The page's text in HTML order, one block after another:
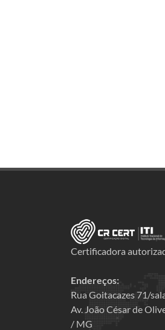
Certificadora
Endereços:
Rua Goitacazes 71/
Av. João César de
/ MG